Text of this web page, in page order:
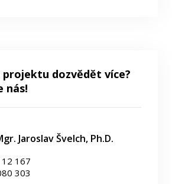
projektu dozvědět více?
nás!
Jaroslav Švelch, Ph.D.
167
303